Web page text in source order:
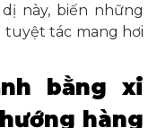
này, biến những
tác mang hơi
bằng xi
hàng